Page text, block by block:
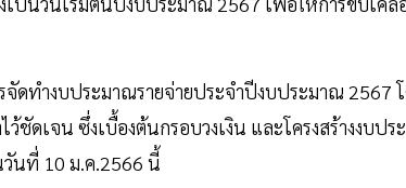
ดทำงบประมาณรายจ่ายประจำปีงบประมาณ 2567
ชัดเจน ซึ่งเบื้องต้นกรอบวงเงิน และโครงสร้างงบป
นที่ 10 ม.ค.2566 นี้